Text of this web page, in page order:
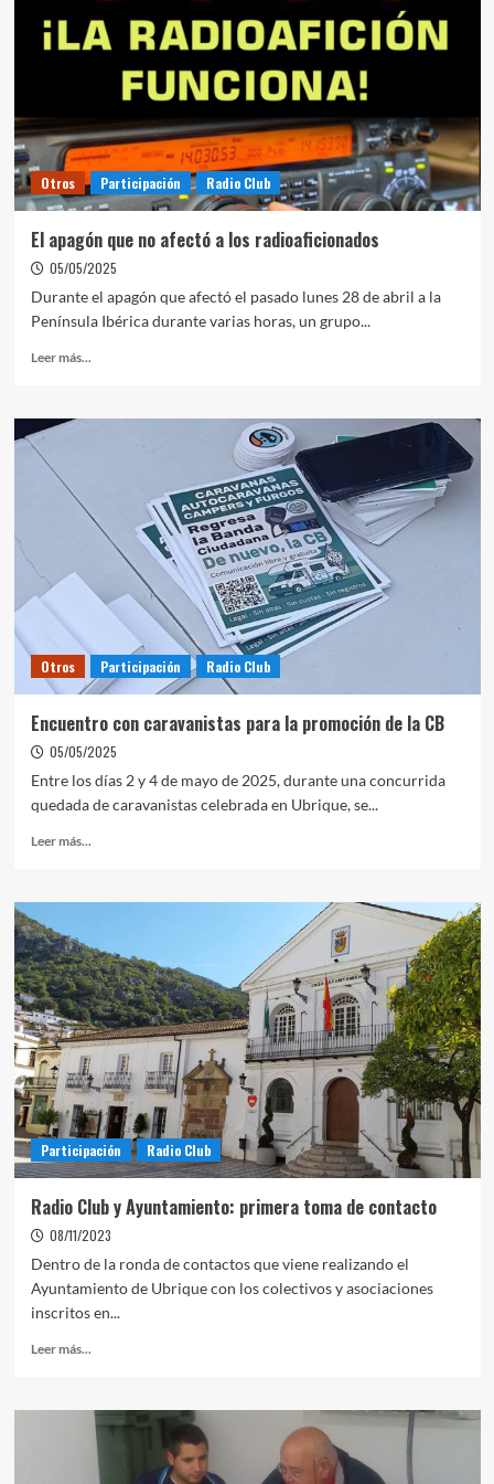
Otros Participación Radio Club
El apagón que no afectó a los radioaficionados
05/05/2025
Durante el apagón que afectó el pasado lunes 28 de abril a la
Península Ibérica durante varias horas, un grupo...
Leer más...
Otros Participación Radio Club
Encuentro con caravanistas para la promoción de la CB
05/05/2025
Entre los días 2 y 4 de mayo de 2025, durante una concurrida
quedada de caravanistas celebrada en Ubrique, se...
Leer más...
Participación Radio Club
Radio Club y Ayuntamiento: primera toma de contacto
08/11/2023
Dentro de la ronda de contactos que viene realizando el
Ayuntamiento de Ubrique con los colectivos y asociaciones
inscritos en...
Leer más...